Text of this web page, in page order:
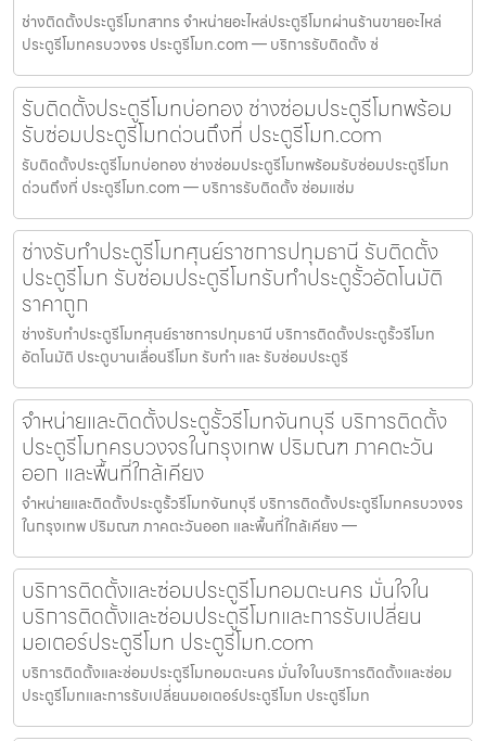
ช่างติดตั้งประตูรีโมทสาทร จำหน่ายอะไหล่ประตูรีโมทผ่านร้านขายอะไหล่
ประตูรีโมทครบวงจร ประตูรีโมท.com — บริการรับติดตั้ง ซ่
รับติดตั้งประตูรีโมทบ่อทอง ช่างซ่อมประตูรีโมทพร้อม
รับซ่อมประตูรีโมทด่วนถึงที่ ประตูรีโมท.com
รับติดตั้งประตูรีโมทบ่อทอง ช่างซ่อมประตูรีโมทพร้อมรับซ่อมประตูรีโมท
ด่วนถึงที่ ประตูรีโมท.com — บริการรับติดตั้ง ซ่อมแซ่ม
ช่างรับทำประตูรีโมทศุนย์ราชการปทุมธานี รับติดตั้ง
ประตูรีโมท รับซ่อมประตูรีโมทรับทำประตูรั้วอัตโนมัติ
ราคาถูก
ช่างรับทำประตูรีโมทศุนย์ราชการปทุมธานี บริการติดตั้งประตูรั้วรีโมท
อัตโนมัติ ประตูบานเลื่อนรีโมท รับทำ และ รับซ่อมประตูรี
จำหน่ายและติดตั้งประตูรั้วรีโมทจันทบุรี บริการติดตั้ง
ประตูรีโมทครบวงจรในกรุงเทพ ปริมณฑ ภาคตะวัน
ออก และพื้นที่ใกล้เคียง
จำหน่ายและติดตั้งประตูรั้วรีโมทจันทบุรี บริการติดตั้งประตูรีโมทครบวงจร
ในกรุงเทพ ปริมณฑ ภาคตะวันออก และพื้นที่ใกล้เคียง —
บริการติดตั้งและซ่อมประตูรีโมทอมตะนคร มั่นใจใน
บริการติดตั้งและซ่อมประตูรีโมทและการรับเปลี่ยน
มอเตอร์ประตูรีโมท ประตูรีโมท.com
บริการติดตั้งและซ่อมประตูรีโมทอมตะนคร มั่นใจในบริการติดตั้งและซ่อม
ประตูรีโมทและการรับเปลี่ยนมอเตอร์ประตูรีโมท ประตูรีโมท